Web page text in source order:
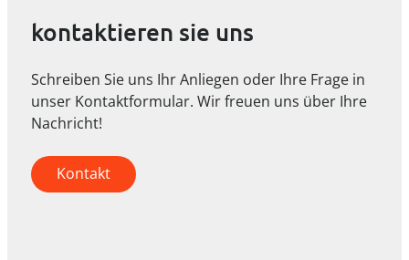
kontaktieren sie uns
Schreiben Sie uns Ihr Anliegen oder Ihre Frage in
unser Kontaktformular. Wir freuen uns über Ihre
Nachricht!
Kontakt